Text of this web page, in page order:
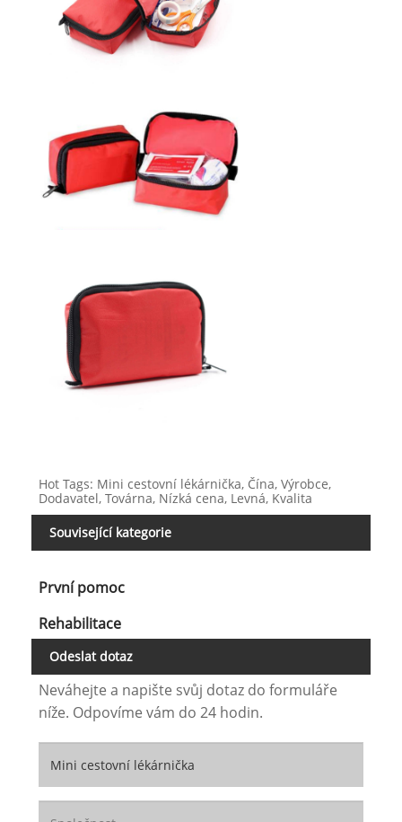
Hot Tags: Mini cestovní lékárnička, Čína, Výrobce,
Dodavatel, Továrna, Nízká cena, Levná, Kvalita
Související kategorie
První pomoc
Rehabilitace
Odeslat dotaz
Neváhejte a napište svůj dotaz do formuláře
níže. Odpovíme vám do 24 hodin.